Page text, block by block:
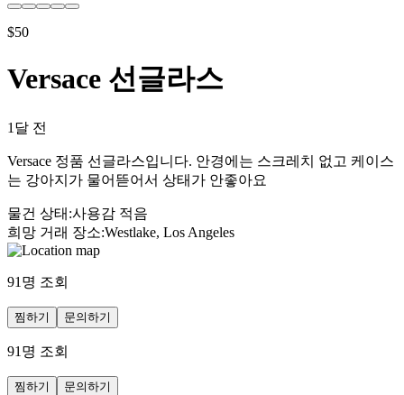
$50
Versace 선글라스
1달 전
Versace 정품 선글라스입니다. 안경에는 스크레치 없고 케이스
는 강아지가 물어뜯어서 상태가 안좋아요
물건 상태 :사용감 적음
희망 거래 장소:Westlake, Los Angeles
91 명 조회
찜하기 문의하기
91 명 조회
찜하기 문의하기